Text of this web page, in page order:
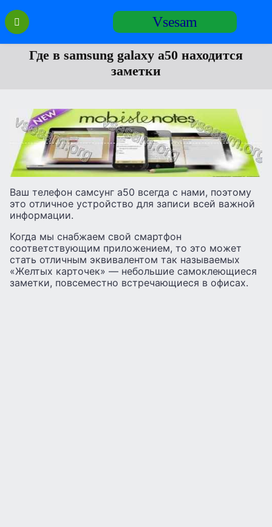
Перейти
содержанию
Vsesam
Где в samsung galaxy a50 находится
заметки
Ваш телефон самсунг а50 всегда с нами, поэтому
это отличное устройство для записи всей важной
информации.
Когда мы снабжаем свой смартфон
соответствующим приложением, то это может
стать отличным эквивалентом так называемых
«Желтых карточек» — небольшие самоклеющиеся
заметки, повсеместно встречающиеся в офисах.